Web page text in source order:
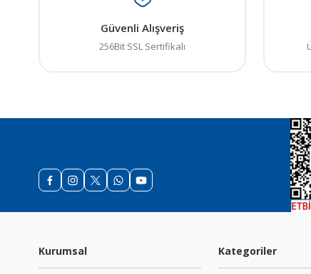
Güvenli Alışveriş
256Bit SSL Sertifikalı
Kurumsal Kategoriler